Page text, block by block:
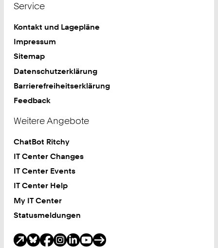
Service
Kontakt und Lagepläne
Impressum
Sitemap
Datenschutzerklärung
Barrierefreiheitserklärung
Feedback
Weitere Angebote
ChatBot Ritchy
IT Center Changes
IT Center Events
IT Center Help
My IT Center
Statusmeldungen
Soziale Medien